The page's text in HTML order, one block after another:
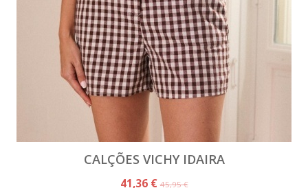
CALÇÕES VICHY IDAIRA
41,36 €45,95 €